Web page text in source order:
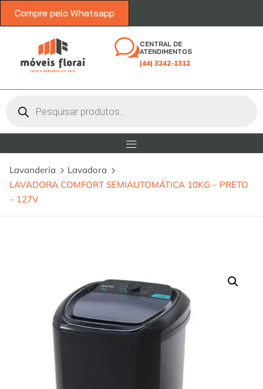
Compre pelo Whatsapp
CENTRAL DE
ATENDIMENTOS
|44| 3242-1312
Lavanderia
Lavadora
LAVADORA COMFORT SEMIAUTOMÁTICA 10KG – PRETO
– 127V